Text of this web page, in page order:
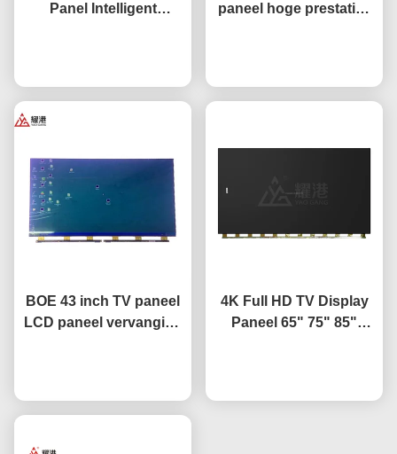
Panel Intelligent
paneel hoge prestaties
BOE 43 inch TV paneel
LCD paneel vervanging
4K Full HD TV Display
Paneel 65" 75" 85"